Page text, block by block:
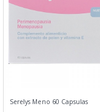
Serelys Meno 60 Capsulas